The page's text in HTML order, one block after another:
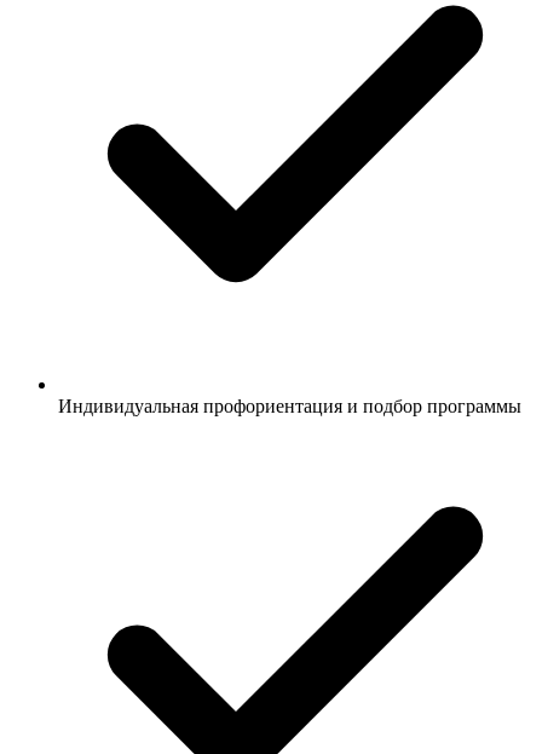
Индивидуальная профориентация и подбор программы